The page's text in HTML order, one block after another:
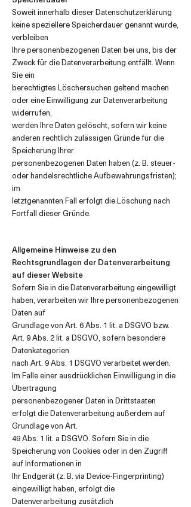
Soweit innerhalb dieser Datenschutzerklärung
keine speziellere Speicherdauer genannt wurde,
verbleiben
Ihre personenbezogenen Daten bei uns, bis der
Zweck für die Datenverarbeitung entfällt. Wenn
Sie ein
berechtigtes Löschersuchen geltend machen
oder eine Einwilligung zur Datenverarbeitung
widerrufen,
werden Ihre Daten gelöscht, sofern wir keine
anderen rechtlich zulässigen Gründe für die
Speicherung Ihrer
personenbezogenen Daten haben (z. B. steuer-
oder handelsrechtliche Aufbewahrungsfristen);
im
letztgenannten Fall erfolgt die Löschung nach
Fortfall dieser Gründe.
Allgemeine Hinweise zu den
Rechtsgrundlagen der Datenverarbeitung
auf dieser Website
Sofern Sie in die Datenverarbeitung eingewilligt
haben, verarbeiten wir Ihre personenbezogenen
Daten auf
Grundlage von Art. 6 Abs. 1 lit. a DSGVO bzw.
Art. 9 Abs. 2 lit. a DSGVO, sofern besondere
Datenkategorien
nach Art. 9 Abs. 1 DSGVO verarbeitet werden.
Im Falle einer ausdrücklichen Einwilligung in die
Übertragung
personenbezogener Daten in Drittstaaten
erfolgt die Datenverarbeitung außerdem auf
Grundlage von Art.
49 Abs. 1 lit. a DSGVO. Sofern Sie in die
Speicherung von Cookies oder in den Zugriff
auf Informationen in
Ihr Endgerät (z. B. via Device-Fingerprinting)
eingewilligt haben, erfolgt die
Datenverarbeitung zusätzlich